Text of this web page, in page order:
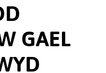
GAEL